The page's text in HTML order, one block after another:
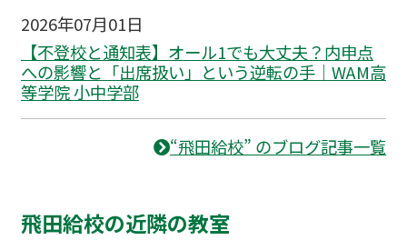
2026年07月01日
【不登校と通知表】オール1でも大丈夫？内申点
への影響と「出席扱い」という逆転の手｜WAM高
等学院 小中学部
“飛田給校” のブログ記事一覧
飛田給校の近隣の教室